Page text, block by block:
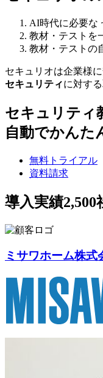
AI時代に必要な
教材・テストを
教材・テストの
セキュリオは企業様
セキュリティに対す
セキュリティ
自動でかんた
無料トライアル
資料請求
導入実績2,500
ミサワホーム株式